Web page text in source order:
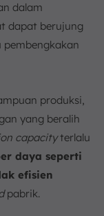
Efektif
Daya
Bisnis yang
Time
Produksi
dalam
dapat berujung
produksi,
yang beralih
capacityterlalu
daya seperti
efisien
pabrik.